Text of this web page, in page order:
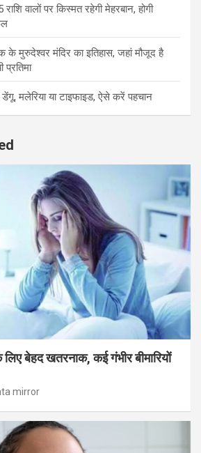
वालों पर किस्मत रहेगी मेहरबान, होगी
के मुरुदेश्वर मंदिर का इतिहास, जहां मौजूद है
मलेरिया या टाइफाइड, ऐसे करें पहचान
बेहद खतरनाक, कई गंभीर बीमारियों
mirror